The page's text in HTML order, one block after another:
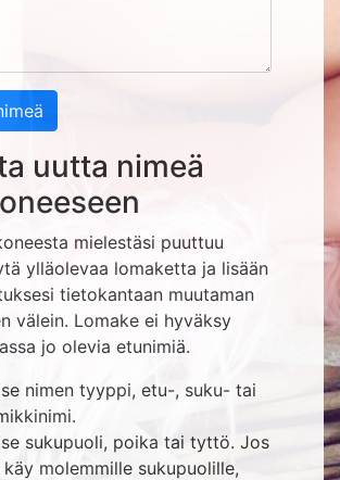
uutta nimeä
mielestäsi puuttuu
ylläolevaa lomaketta ja lisään
tietokantaan muutaman
välein. Lomake ei hyväksy
jo olevia etunimiä.
nimen tyyppi, etu-, suku- tai
sukupuoli, poika tai tyttö. Jos
käy molemmille sukupuolille,